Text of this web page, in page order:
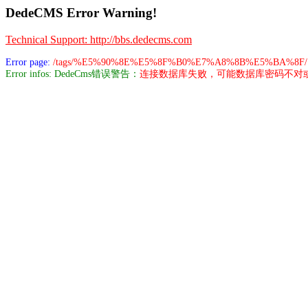
DedeCMS Error Warning!
Technical Support: http://bbs.dedecms.com
Error page: /tags/%E5%90%8E%E5%8F%B0%E7%A8%8B%E5%BA%8F/
Error infos: DedeCms错误警告： 连接数据库失败，可能数据库密码不对